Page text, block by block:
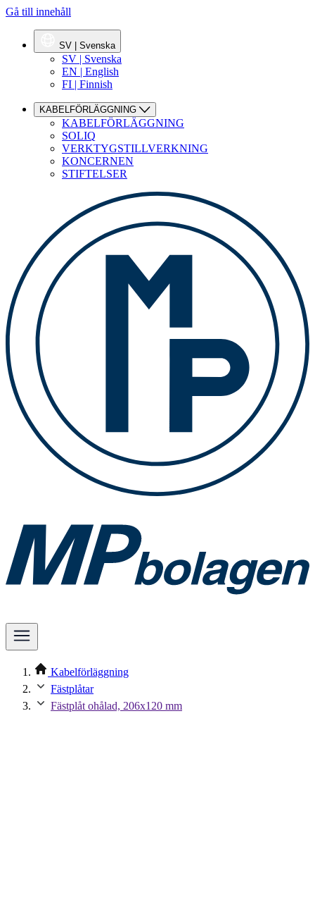
Gå till innehåll
SV | Svenska
SV | Svenska
EN | English
FI | Finnish
KABELFÖRLÄGGNING
KABELFÖRLÄGGNING
SOLIQ
VERKTYGSTILLVERKNING
KONCERNEN
STIFTELSER
Kabelförläggning
Fästplåtar
Fästplåt ohålad, 206x120 mm